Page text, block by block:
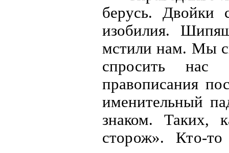
берусь. Двойки
изобилия.
мстили нам. Мы
спросить
правописания
именительный
знаком. Таких,
сторож». Кто-